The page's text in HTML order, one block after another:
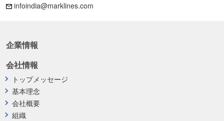
infoindia@marklines.com
企業情報
会社情報
トップメッセージ
基本理念
会社概要
組織